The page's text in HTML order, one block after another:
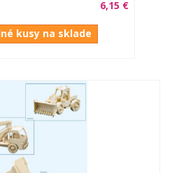
6,15 €
kusy na sklade